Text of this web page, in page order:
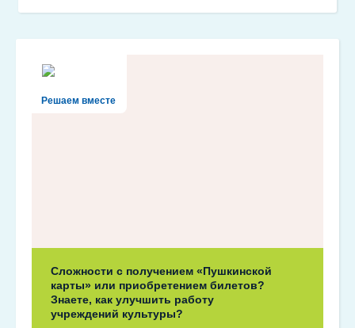
Решаем вместе
Сложности с получением «Пушкинской
карты» или приобретением билетов?
Знаете, как улучшить работу
учреждений культуры?